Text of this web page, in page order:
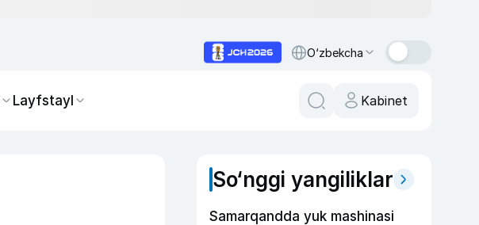
O‘zbekcha
Layfstayl Kabinet
So‘nggi yangiliklar
Samarqandda yuk mashinasi